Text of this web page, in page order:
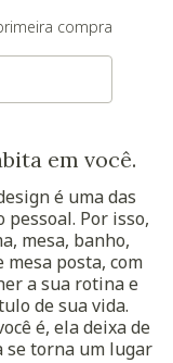
compra
em você.
é uma das
Por isso,
mesa, banho,
posta, com
a sua rotina e
de sua vida.
é, ela deixa de
se torna um lugar